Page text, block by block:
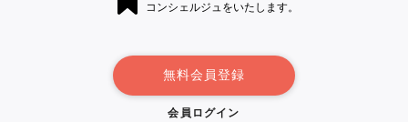
コンシェルジュをいたします。
無料会員登録
会員ログイン